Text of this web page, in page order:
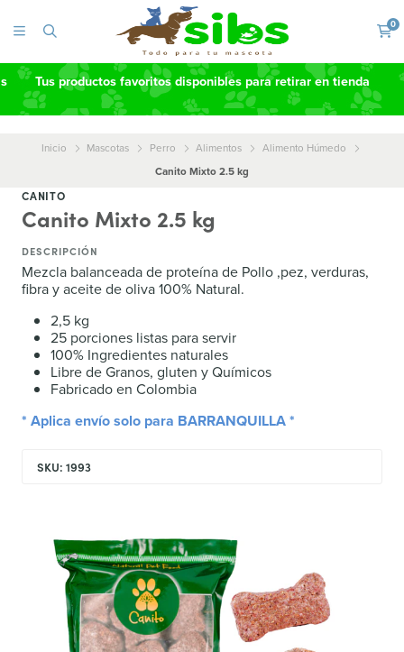
0
Tus productos favoritos disponibles para retirar en tienda
Inicio Mascotas Perro Alimentos
Alimento Húmedo
Canito Mixto 2.5 kg
CANITO
Canito Mixto 2.5 kg
DESCRIPCIÓN
Mezcla balanceada de proteína de Pollo ,pez, verduras,
fibra y aceite de oliva 100% Natural.
2,5 kg
25 porciones listas para servir
100% Ingredientes naturales
Libre de Granos, gluten y Químicos
Fabricado en Colombia
* Aplica envío solo para BARRANQUILLA *
SKU: 1993